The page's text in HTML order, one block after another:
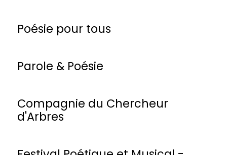
Poésie pour tous
Parole & Poésie
Compagnie du Chercheur
d'Arbres